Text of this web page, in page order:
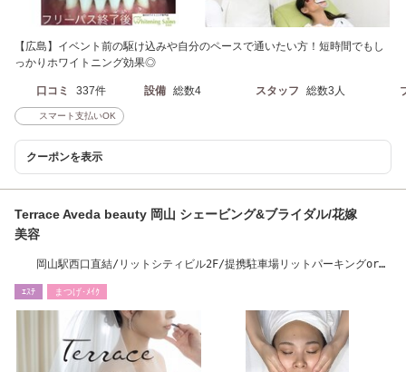
【広島】イベント前の駆け込みや自分のペースで通いたい方！短時間でもし
っかりホワイトニング効果◎
口コミ 337件 設備 総数4 スタッフ 総数3人
スマート支払いOK
クーポンを表示
Terrace Aveda beauty 岡山 シェービング&ブライダル/花嫁
美容
岡山駅西口直結/リットシティビル2F/提携駐車場リットパーキングorマ
ｴｽﾃ まつげ･ﾒｲｸ